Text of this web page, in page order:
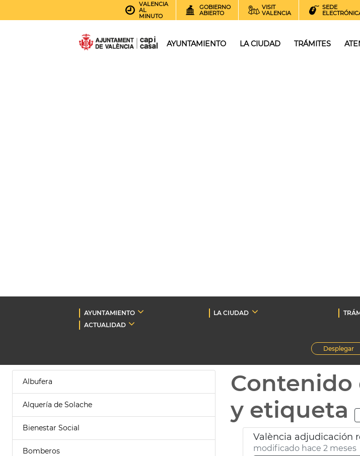
VALENCIA
AL
MINUTO
GOBIERNO
ABIERTO
VISIT
VALENCIA
SEDE
AYUNTAMIENTO LA CIUDAD TRÁMITES
AYUNTAMIENTO LA CIUDAD
ACTUALIDAD
Desplegar
Albufera
Alquería de Solache
Bienestar Social
Bomberos
Contenido
y etiqueta
València adjudicación
modificado hace 2 meses